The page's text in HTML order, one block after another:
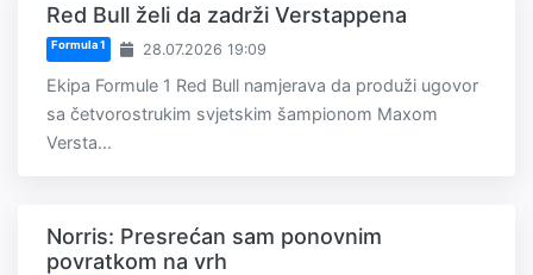
Red Bull želi da zadrži Verstappena
Formula 1 28.07.2026 19:09
Ekipa Formule 1 Red Bull namjerava da produži ugovor
sa četvorostrukim svjetskim šampionom Maxom
Versta...
Norris: Presrećan sam ponovnim
povratkom na vrh